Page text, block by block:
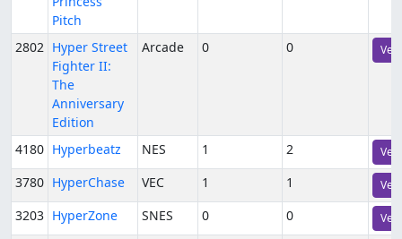
Pitch
2802 Hyper Street
Fighter II:
The
Anniversary
Edition
Arcade 0 0
4180 Hyperbeatz NES 1 2
3780 HyperChase VEC 1 1
3203 HyperZone SNES 0 0